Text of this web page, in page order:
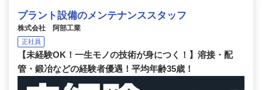
プラント設備のメンテナンススタッフ
株式会社 阿部工業
正社員
【未経験OK！一生モノの技術が身につく！】溶接・配
管・鍛冶などの経験者優遇！平均年齢35歳！